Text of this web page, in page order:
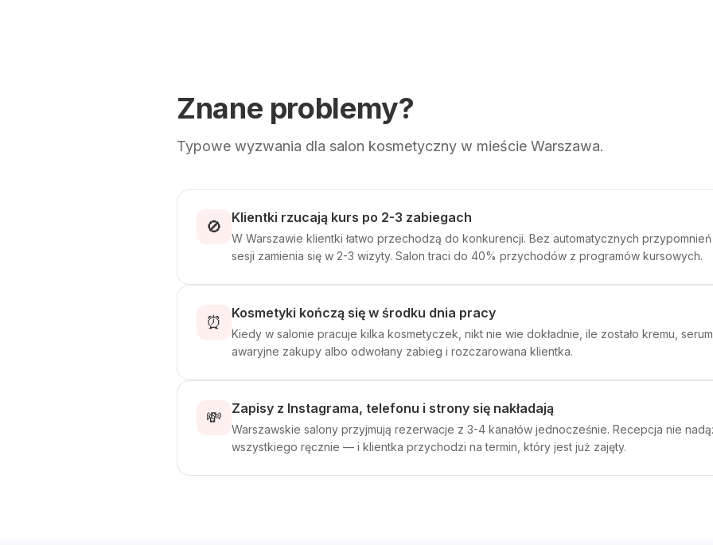
Znane problemy?
Typowe wyzwania dla salon kosmetyczny w mieście Warszawa.
🚫 Klientki rzucają kurs po 2-3 zabiegach
W Warszawie klientki łatwo przechodzą do konkurencji. Bez automatycznych
sesji zamienia się w 2-3 wizyty. Salon traci do 40% przychodów z programów kursowych.
⏰ Kosmetyki kończą się w środku dnia pracy
Kiedy w salonie pracuje kilka kosmetyczek, nikt nie wie dokładnie, ile zostało kremu,
awaryjne zakupy albo odwołany zabieg i rozczarowana klientka.
💸 Zapisy z Instagrama, telefonu i strony się nakładają
Warszawskie salony przyjmują rezerwacje z 3-4 kanałów jednocześnie. Recepcja nie
wszystkiego ręcznie — i klientka przychodzi na termin, który jest już zajęty.